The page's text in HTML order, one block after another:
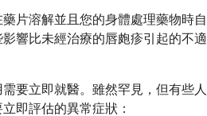
片溶解並且您的身體處理藥物時自
響比未經治療的唇皰疹引起的不適
要立即就醫。雖然罕見，但有些人
即評估的異常症狀：